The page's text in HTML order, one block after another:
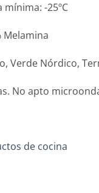
-25ºC
Melamina
Verde Nórdico,
No apto
de cocina